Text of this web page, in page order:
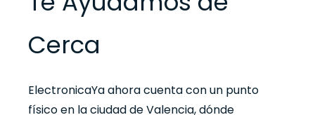
Cerca
ElectronicaYa ahora cuenta con un punto
físico en la ciudad de Valencia, dónde